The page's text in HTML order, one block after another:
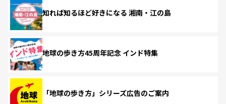
知れば知るほど好きになる 湘南・江の島
地球の歩き方45周年記念 インド特集
「地球の歩き方」シリーズ広告のご案内